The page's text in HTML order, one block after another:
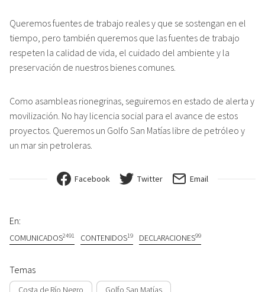
Queremos fuentes de trabajo reales y que se sostengan en el
tiempo, pero también queremos que las fuentes de trabajo
respeten la calidad de vida, el cuidado del ambiente y la
preservación de nuestros bienes comunes.
Como asambleas rionegrinas, seguiremos en estado de alerta y
movilización. No hay licencia social para el avance de estos
proyectos. Queremos un Golfo San Matías libre de petróleo y
un mar sin petroleras.
Facebook Twitter Email
En:
COMUNICADOS2491 CONTENIDOS19 DECLARACIONES99
Temas
Costa de Río Negro Golfo San Matías